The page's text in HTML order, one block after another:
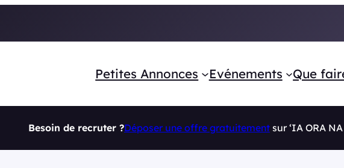
Petites Annonces Evénements Que
Besoin de recruter ?Déposer une offre gratuitement sur ‘IA ORA NA